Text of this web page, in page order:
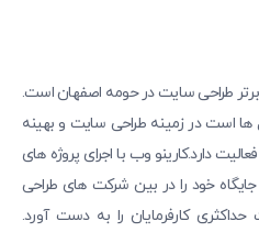
طراحی سایت در حومه اصفهان است.
ها است در زمینه طراحی سایت و بهینه
دارد.کارینو وب با اجرای پروژه های
خود را در بین شرکت های طراحی
کارفرمایان را به دست آورد.